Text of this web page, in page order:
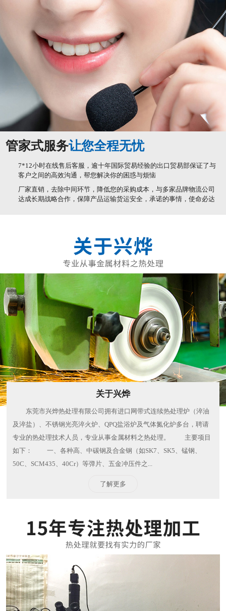
管家式服务让您全程无忧
7*12小时在线售后客服，逾十年国际贸易经验的出口贸易部保证了与
客户之间的高效沟通，帮您解决你的困惑与烦恼
厂家直销，去除中间环节，降低您的采购成本，与多家品牌物流公司
达成长期战略合作，保障产品运输货运安全，承诺的事情，使命必达
关于兴烨
东莞市兴烨热处理有限公司拥有进口网带式连续热处理炉（淬油
及淬盐）、不锈钢光亮淬火炉、QPQ盐浴炉及气体氮化炉多台，聘请
专业的热处理技术人员，专业从事金属材料之热处理。 主要项目
如下： 一、各种高、中碳钢及合金钢（如SK7、SK5、锰钢、
50C、SCM435、40Cr）等弹片、五金冲压件之...
了解更多